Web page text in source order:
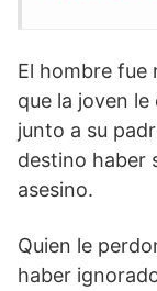
El hombre fue
que la joven
junto a su
destino haber
asesino.
Quien le
haber